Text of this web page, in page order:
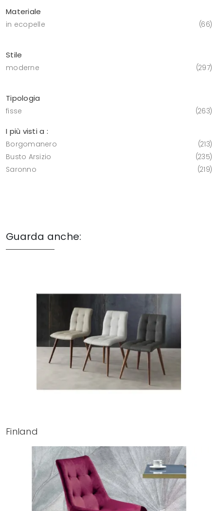
Materiale
in ecopelle 66
Stile
moderne 297
Tipologia
fisse 263
I più visti a :
Borgomanero
213
Busto Arsizio
235
Saronno
219
Guarda anche:
Finland